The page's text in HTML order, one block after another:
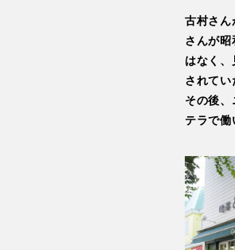
古村さん
さんが
はなく
されてい
その後
テラで働